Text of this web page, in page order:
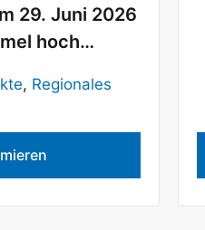
29. Juni 2026
hoch…
, Regionales